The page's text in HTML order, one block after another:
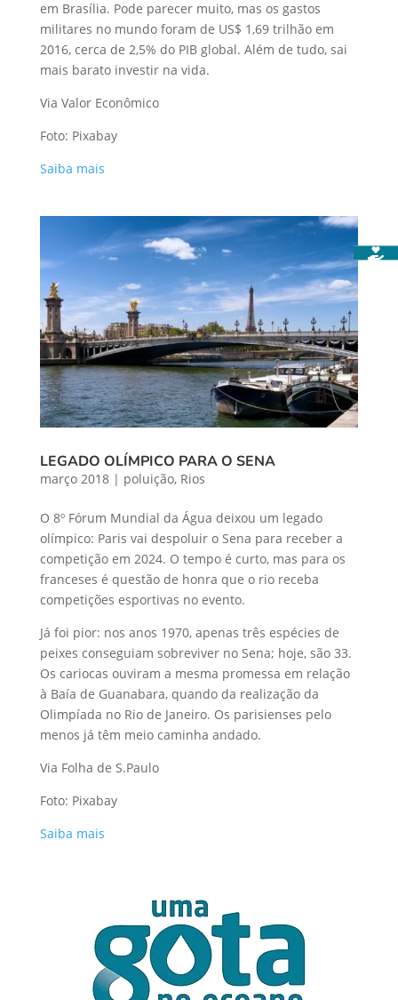
em Brasília. Pode parecer muito, mas os gastos
militares no mundo foram de US$ 1,69 trilhão em
2016, cerca de 2,5% do PIB global. Além de tudo, sai
mais barato investir na vida.
Via Valor Econômico
Foto: Pixabay
Saiba mais
LEGADO OLÍMPICO PARA O SENA
março 2018| poluição, Rios
O 8º Fórum Mundial da Água deixou um legado
olímpico: Paris vai despoluir o Sena para receber a
competição em 2024. O tempo é curto, mas para os
franceses é questão de honra que o rio receba
competições esportivas no evento.
Já foi pior: nos anos 1970, apenas três espécies de
peixes conseguiam sobreviver no Sena; hoje, são 33.
Os cariocas ouviram a mesma promessa em relação
à Baía de Guanabara, quando da realização da
Olimpíada no Rio de Janeiro. Os parisienses pelo
menos já têm meio caminha andado.
Via Folha de S.Paulo
Foto: Pixabay
Saiba mais